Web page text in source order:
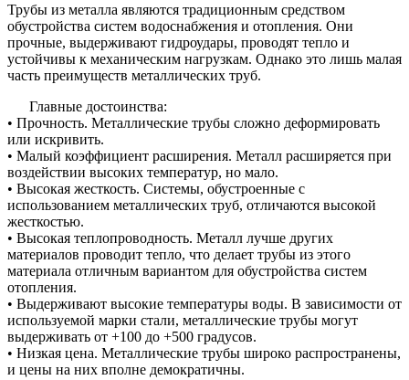
Трубы из металла являются традиционным средством
обустройства систем водоснабжения и отопления. Они
прочные, выдерживают гидроудары, проводят тепло и
устойчивы к механическим нагрузкам. Однако это лишь малая
часть преимуществ металлических труб.
Главные достоинства:
• Прочность. Металлические трубы сложно деформировать
или искривить.
• Малый коэффициент расширения. Металл расширяется при
воздействии высоких температур, но мало.
• Высокая жесткость. Системы, обустроенные с
использованием металлических труб, отличаются высокой
жесткостью.
• Высокая теплопроводность. Металл лучше других
материалов проводит тепло, что делает трубы из этого
материала отличным вариантом для обустройства систем
отопления.
• Выдерживают высокие температуры воды. В зависимости от
используемой марки стали, металлические трубы могут
выдерживать от +100 до +500 градусов.
• Низкая цена. Металлические трубы широко распространены,
и цены на них вполне демократичны.